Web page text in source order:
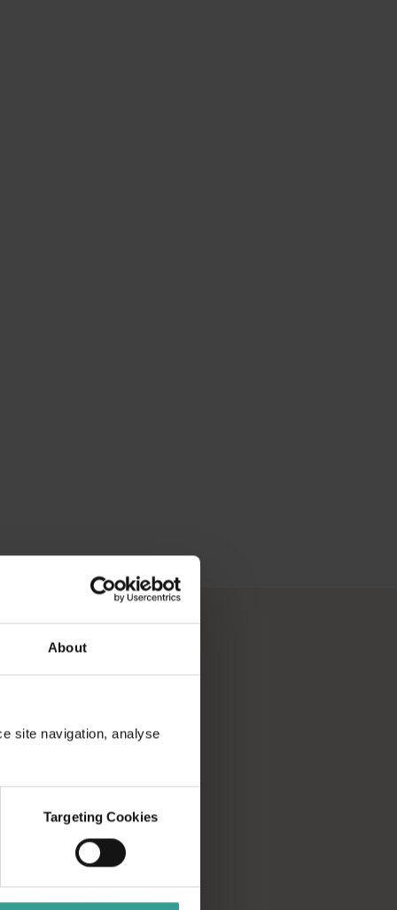
About
site navigation, analyse
Targeting Cookies
di Perth, ibu kota tercerah Australia dan pusat budaya